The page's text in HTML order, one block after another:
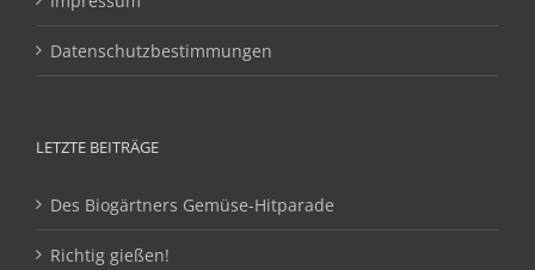
Datenschutzbestimmungen
LETZTE BEITRÄGE
Des Biogärtners Gemüse-Hitparade
Richtig gießen!